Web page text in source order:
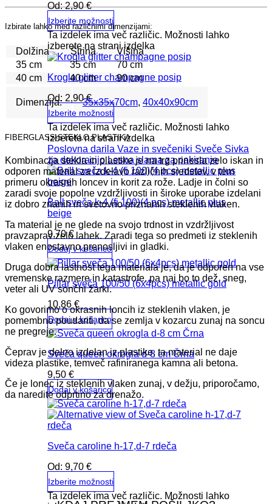
Od:2,90€
Izberite možnosti
Ta izdelek ima več različic. Možnosti lahko
izberete na strani izdelka
Krogla glitter champagne posip
Od: 2,90€
Izberite možnosti
Ta izdelek ima več različic. Možnosti lahko
izberete na strani izdelka
Poslovna darila Vaze in svečeniki Sveče Sivka
za dekoracijo Lesna slama za pakiranje
Ball sveča k-4 (fi 100)(4 pcs) metallic plus
beige
9,70€
Dodaj v košarico
Pillar sveča 100/50 (6x4pcs) metallic gold
10,86 €
Dodaj v košarico
Sveča queen okrogla d-8 cm Črna
9,50 €
Dodaj v košarico
Sveča caroline h-17,d-7 rdeča
Od: 9,70 €
Izberite možnosti
Ta izdelek ima več različic. Možnosti lahko
Izbirate lahko med različnimi dimenzijami:
Dolžina Širina
Višina
35 cm
35 cm
70 cm
40 cm
40 cm 90 cm
Dimenzija: 35x35x70cm, 40x40x90cm
FIBERGLASS-STEKLO PLASTIKA
Kombinacija stekla in plastike je na trg prinesla zelo iskan in
odporen material za izdelavo različnih sredstev, v tem
primeru okrasnih loncev in korit za rože. Ladje in čolni so
zaradi svoje popolne vzdržljivosti in široke uporabe izdelani
iz dobro znanih in svetovno priznanih steklenih vlaken.
Ta material je ne glede na svojo trdnost in vzdržljivost
pravzaprav zelo lahek. Zaradi tega so predmeti iz steklenih
vlaken enostavno prenosljivi in ​​gladki.
Druga dobra lastnost tega materiala je, da je odporen na vse
vremenske razmere in katastrofe, pa naj bo to dež, sneg,
veter ali UV sončni žarki.
Ko govorimo o okrasnih loncih iz steklenih vlaken, je
pomembno poudariti, da se zemlja v kozarcu zunaj na soncu
ne pregreje.
Čeprav je delno izdelan iz plastike, ta material ne daje
videza plastike, temveč rafiniranega kamna ali betona.
Če je lonec iz steklenih vlaken zunaj, v dežju, priporočamo,
da naredite odprtino za drenažo.